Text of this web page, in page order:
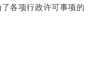
各项行政许可事项的